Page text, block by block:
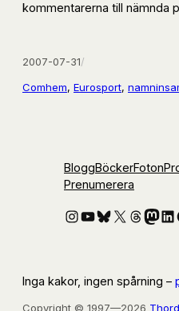
kommentarerna till nämnda
2007-07-31/
Comhem, Eurosport,
BloggBöckerFoton
Prenumerera
Instagram
YouTube
Bluesky
X
Inga kakor, ingen spårning –
Copyright © 1997—2026